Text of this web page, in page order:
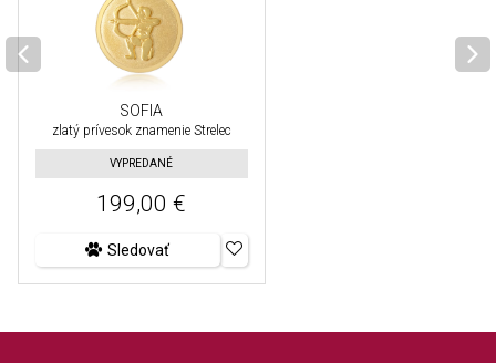
SOFIA
zlatý prívesok znamenie Strelec
VYPREDANÉ
199,00 €
Sledovať